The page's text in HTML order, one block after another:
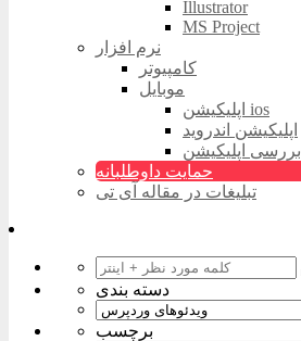
Illustrator
MS Project
نرم افزار
کامپیوتر
موبایل
اپلیکیشن ios
اپلیکیشن اندروید
بررسی اپلیکیشن
حمایت داوطلبانه
تبلیغات در مقاله آی تی
دسته بندی
برچسب